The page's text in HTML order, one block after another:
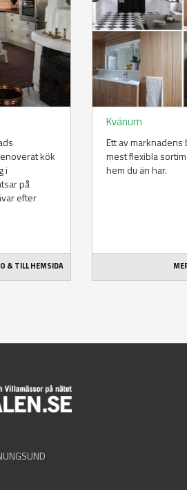
kök
i
på
efter
& TILL HEMSIDA
Kvänum
Ett av
mest flexibla
hem du än har.